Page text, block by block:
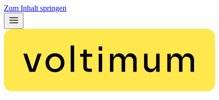
Zum Inhalt springen